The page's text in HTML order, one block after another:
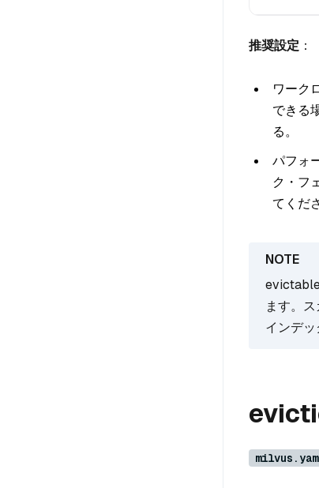
推奨設定 ：
ワーク
できる
る。
パフォ
ク・フ
てくだ
ます。
インデ